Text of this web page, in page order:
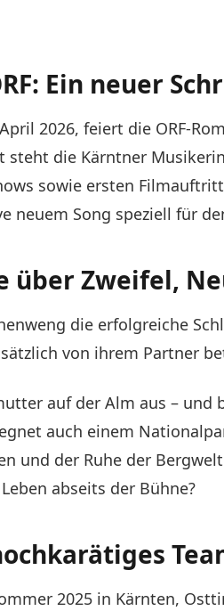
Ein neuer
2026, feiert die ORF-
die Kärntner
sowie ersten
neuem Song speziell für
über Zweifel,
die erfolgreiche
von ihrem Partner
auf der Alm aus –
auch einem
und der Ruhe der
abseits der Bühne?
2025 in Kärnten,